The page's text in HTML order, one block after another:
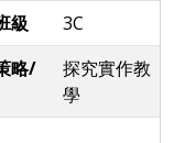
級
3C
略/
探究實作教
學